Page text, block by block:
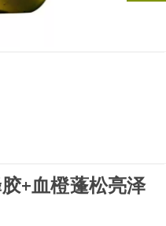
+血橙蓬松亮泽